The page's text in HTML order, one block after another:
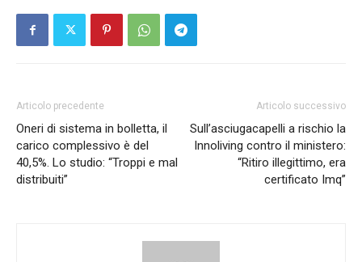
Articolo precedente
Oneri di sistema in bolletta, il
carico complessivo è del
40,5%. Lo studio: “Troppi e mal
distribuiti”
Articolo successivo
Sull’asciugacapelli a rischio la
Innoliving contro il ministero:
“Ritiro illegittimo, era
certificato Imq”